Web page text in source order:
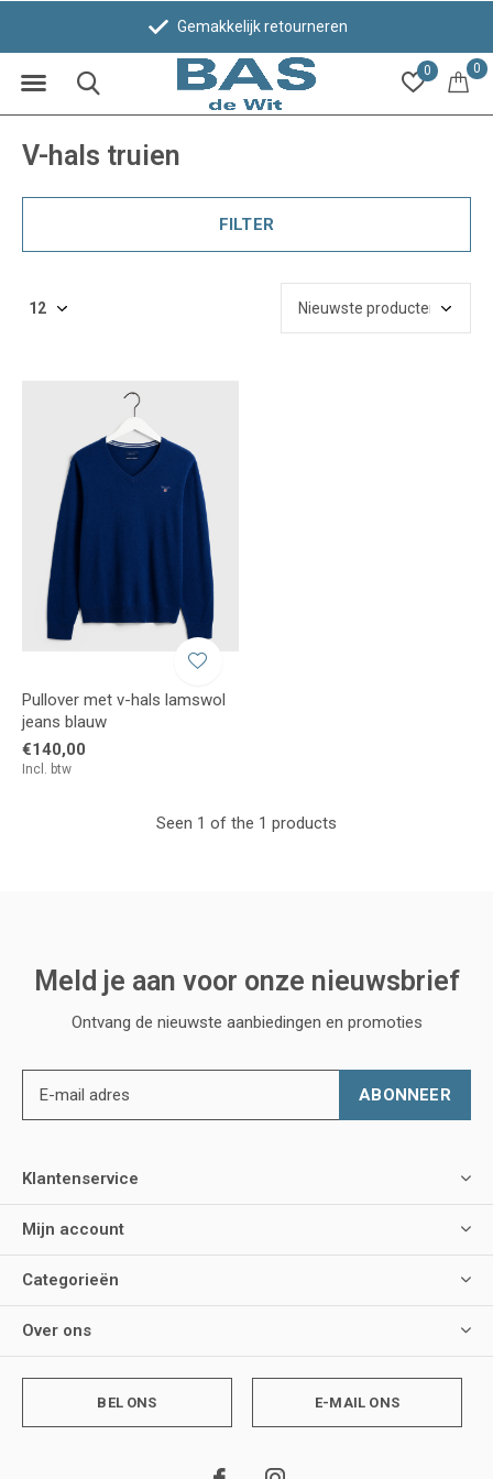
0 0
Gemakkelijk retourneren
V-hals truien
FILTER
Pullover met v-hals lamswol
jeans blauw
€140,00
Incl. btw
Seen 1 of the 1 products
Meld je aan voor onze nieuwsbrief
Ontvang de nieuwste aanbiedingen en promoties
ABONNEER
Klantenservice
Mijn account
Categorieën
Over ons
BEL ONS E-MAIL ONS